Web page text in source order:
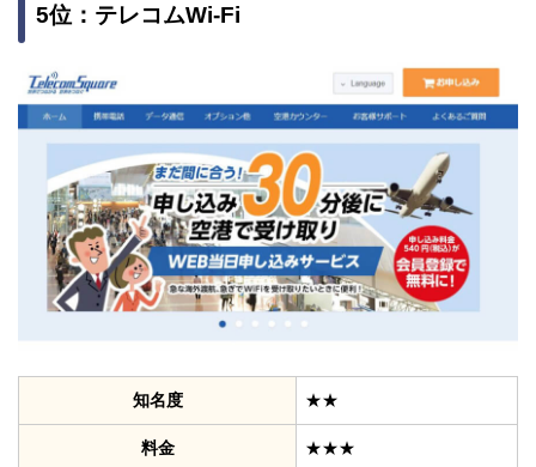
5位：テレコムWi-Fi
知名度 ★★
料金 ★★★